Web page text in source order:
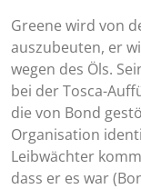
Greene wird von
auszubeuten, er
wegen des Öls.
bei der Tosca-
die von Bond
Organisation
Leibwächter
dass er es war